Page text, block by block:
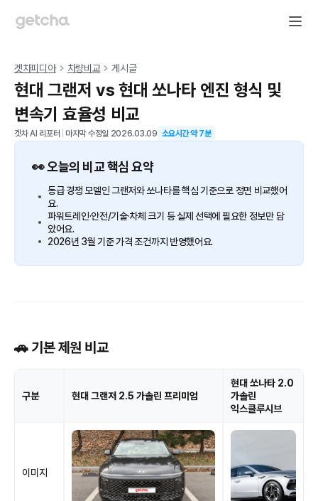
겟차피디아 차량비교 게시글
현대 그랜저 vs 현대 쏘나타 엔진 형식 및
변속기 효율성 비교
겟차 AI 리포터 마지막 수정일 2026.03.09 소요시간 약7분
👀 오늘의 비교 핵심 요약
동급 경쟁 모델인 그랜저와 쏘나타를 핵심 기준으로 정면 비교했어
요.
파워트레인·안전/기술·차체 크기 등 실제 선택에 필요한 정보만 담
았어요.
2026년 3월 기준 가격 조건까지 반영했어요.
🚗 기본 제원 비교
구분 현대 그랜저 2.5 가솔린 프리미엄
현대 쏘나타 2.0
가솔린
익스클루시브
이미지